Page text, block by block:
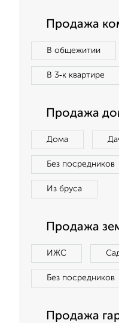
Продажа
В общежитии
В 3‑к квартире
Продажа
Дома
Без посредников
Из бруса
Продажа
ИЖС
Без посредников
Продажа